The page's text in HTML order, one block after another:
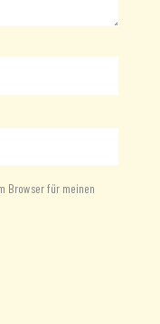
Browser für meinen